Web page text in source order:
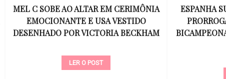
MEL C SOBE AO ALTAR EM CERIMÔNIA
EMOCIONANTE E USA VESTIDO
DESENHADO POR VICTORIA BECKHAM
LER O POST
ESPANHA